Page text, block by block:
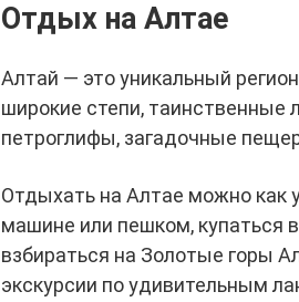
Отдых на Алтае
Алтай — это уникальный
широкие степи, таинственные
петроглифы, загадочные
Отдыхать на Алтае можно как
машине или пешком, купаться
взбираться на Золотые горы
экскурсии по удивительным